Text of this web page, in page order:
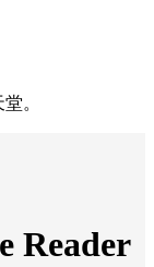
。
Reader